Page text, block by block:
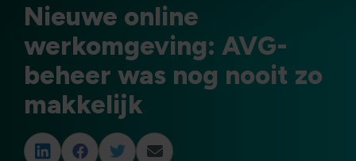
Nieuwe online
werkomgeving: AVG-
beheer was nog nooit zo
makkelijk